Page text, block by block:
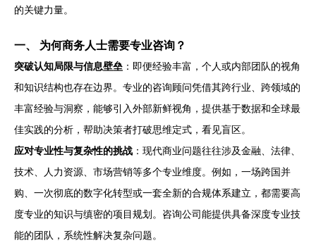
的关键力量。
一、 为何商务人士需要专业咨询？
突破认知局限与信息壁垒 ：即便经验丰富，个人或内部团队的视角
和知识结构也存在边界。专业的咨询顾问凭借其跨行业、跨领域的
丰富经验与洞察，能够引入外部新鲜视角，提供基于数据和全球最
佳实践的分析，帮助决策者打破思维定式，看见盲区。
应对专业性与复杂性的挑战 ：现代商业问题往往涉及金融、法律、
技术、人力资源、市场营销等多个专业维度。例如，一场跨国并
购、一次彻底的数字化转型或一套全新的合规体系建立，都需要高
度专业的知识与缜密的项目规划。咨询公司能提供具备深度专业技
能的团队，系统性解决复杂问题。